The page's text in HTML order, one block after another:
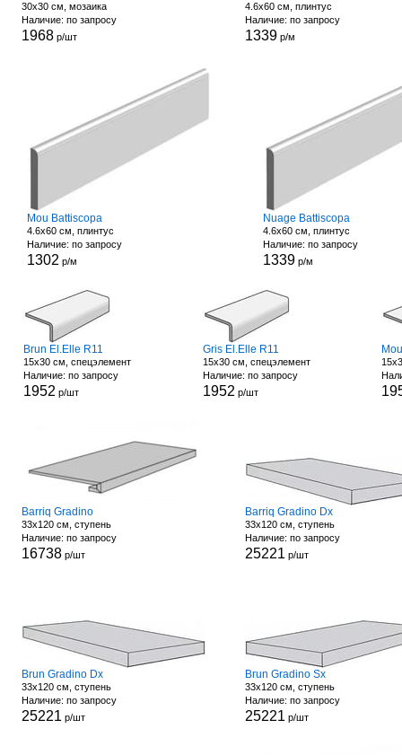
30x30 см, мозаика
Наличие: по запросу
1968р/шт
4.6x60 см, плинтус
Наличие: по запросу
1339р/м
Mou Battiscopa
4.6x60 см, плинтус
Наличие: по запросу
1302 р/м
Nuage Battiscopa
4.6x60 см, плинтус
Наличие: по запросу
1339 р/м
Brun El.Elle R11
15x30 см, спецэлемент
Наличие: по запросу
1952 р/шт
Gris El.Elle R11
15x30 см, спецэлемент
Наличие: по запросу
1952 р/шт
Barriq Gradino
33x120 см, ступень
Наличие: по запросу
16738р/шт
Barriq Gradino Dx
33x120 см, ступень
Наличие: по запросу
25221 р/шт
Brun Gradino Dx
33x120 см, ступень
Наличие: по запросу
25221 р/шт
Brun Gradino Sx
33x120 см, ступень
Наличие: по запросу
25221 р/шт